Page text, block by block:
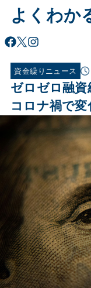
よくわか
資金繰りニュース
ゼロゼロ融資
コロナ禍で